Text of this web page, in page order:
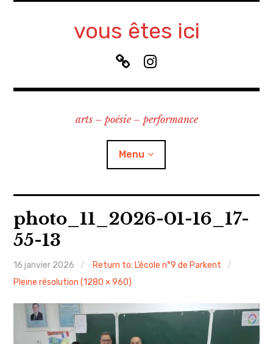
vous êtes ici
u
S
k
y
I
s
a
g
a
arts – poésie – performance
Menu
à propos
contact
recherche & cours
poésie & cie
photo_11_2026-01-16_17-
55-13
16 janvier 2026
Return to: L’école n°9 de Parkent
Pleine résolution (1280 × 960)